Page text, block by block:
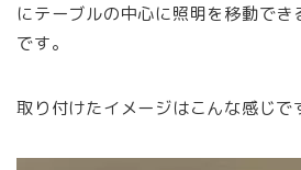
にテーブルの中心に照明を移動でき
です。
取り付けたイメージはこんな感じで